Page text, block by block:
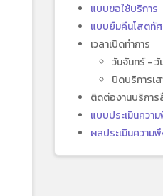
แบบขอใช้บริการ
แบบยืมคืนโสตทั
เวลาเปิดทำการ
วันจันทร์ - วั
ปิดบริการเ
ติดต่องานบริกา
แบบประเมินควา
ผลประเมินความ